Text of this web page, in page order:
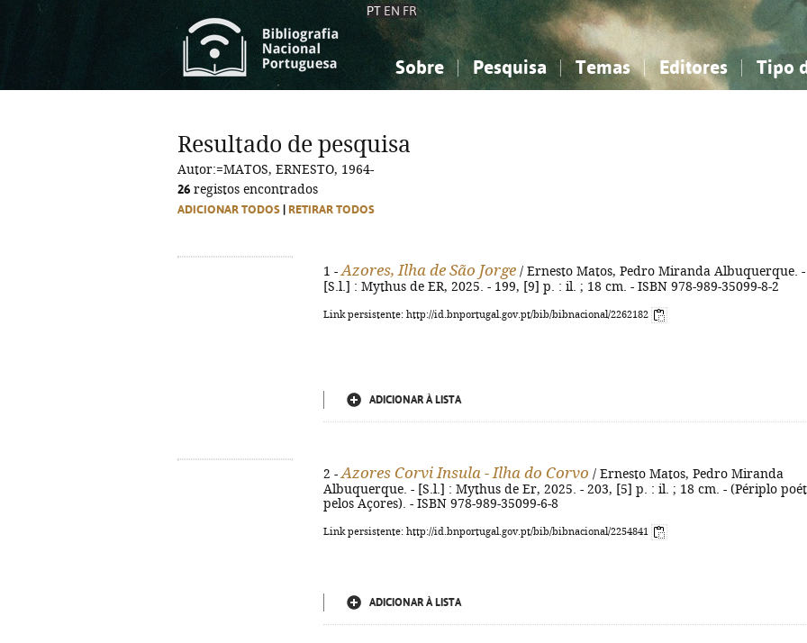
PT EN FR
Sobre Pesquisa Temas
Ciências sociais...
Editores Tipo
Ciências sociais...
Resultado de pesquisa
Autor:=MATOS, ERNESTO, 1964-
26 registos encontrados
ADICIONAR TODOS RETIRAR TODOS
1 - Azores, Ilha de São Jorge / Ernesto Matos, Pedro Miranda Albuquerque. -
[S.l.] : Mythus de ER, 2025. - 199, [9] p. : il. ; 18 cm. - ISBN 978-989-35099-8-2
Link persistente: http://id.bnportugal.gov.pt/bib/bibnacional/2262182
ADICIONAR À LISTA
2 - Azores Corvi Insula - Ilha do Corvo / Ernesto Matos, Pedro Miranda
Albuquerque. - [S.l.] : Mythus de Er, 2025. - 203, [5] p. : il. ; 18 cm. - (Périplo
pelos Açores). - ISBN 978-989-35099-6-8
Link persistente: http://id.bnportugal.gov.pt/bib/bibnacional/2254841
ADICIONAR À LISTA